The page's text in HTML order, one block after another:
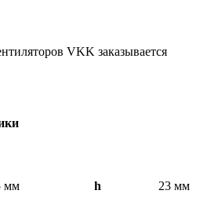
VKK заказывается
мм h 23 мм